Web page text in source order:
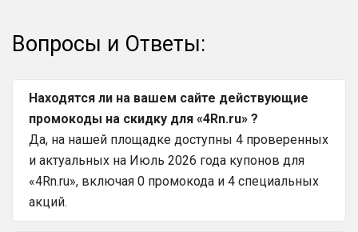
Вопросы и Ответы:
Находятся ли на вашем сайте действующие
промокоды на скидку для «4Rn.ru» ?
Да, на нашей площадке доступны 4 проверенных
и актуальных на Июль 2026 года купонов для
«4Rn.ru», включая 0 промокода и 4 специальных
акций.